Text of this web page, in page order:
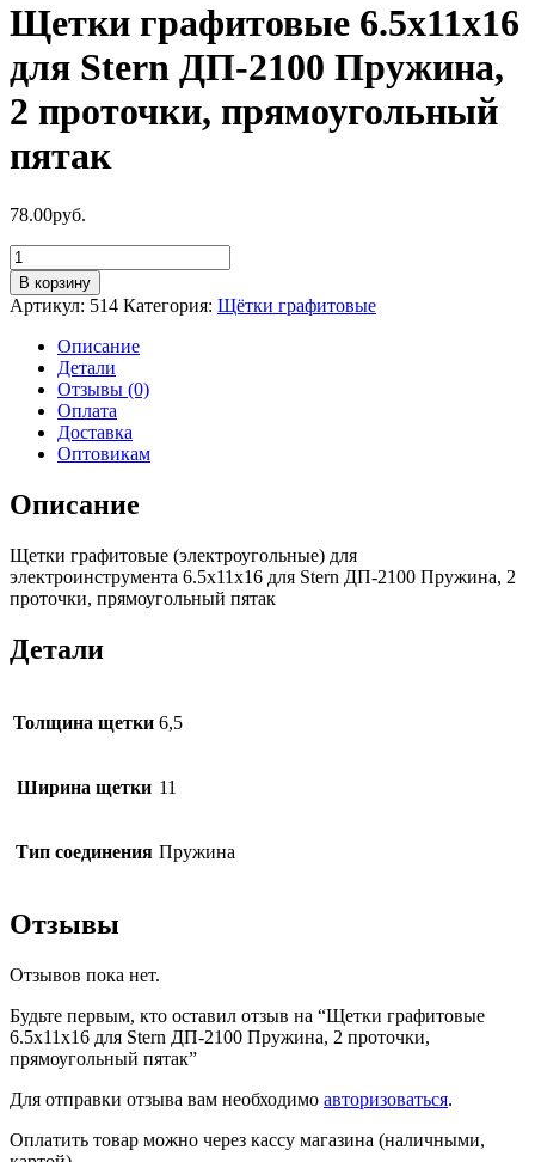
Щетки графитовые 6.5х11х16
для Stern ДП-2100 Пружина,
2 проточки, прямоугольный
пятак
78.00руб.
Количество
товара
Щетки
графитовые
6.5х11х16
Stern
ДП-2100
Пружина,
проточки,
прямоугольный
пятак
В корзину
Артикул: 514 Категория: Щётки графитовые
Описание
Детали
Отзывы (0)
Оплата
Доставка
Оптовикам
Описание
Щетки графитовые (электроугольные) для
электроинструмента 6.5х11х16 для Stern ДП-2100 Пружина, 2
проточки, прямоугольный пятак
Детали
Толщина щетки 6,5
Ширина щетки 11
Тип соединения Пружина
Отзывы
Отзывов пока нет.
Будьте первым, кто оставил отзыв на “Щетки графитовые
6.5х11х16 для Stern ДП-2100 Пружина, 2 проточки,
прямоугольный пятак”
Для отправки отзыва вам необходимо авторизоваться.
Оплатить товар можно через кассу магазина (наличными,